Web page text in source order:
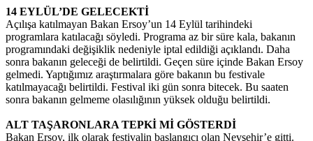
14 EYLÜL’DE GELECEKTİ
Açılışa katılmayan Bakan Ersoy’un 14 Eylül tarihindeki
programlara katılacağı söyledi. Programa az bir süre kala, bakanın
programındaki değişiklik nedeniyle iptal edildiği açıklandı. Daha
sonra bakanın geleceği de belirtildi. Geçen süre içinde Bakan Ersoy
gelmedi. Yaptığımız araştırmalara göre bakanın bu festivale
katılmayacağı belirtildi. Festival iki gün sonra bitecek. Bu saaten
sonra bakanın gelmeme olasılığının yüksek olduğu belirtildi.
ALT TAŞARONLARA TEPKİ Mİ GÖSTERDİ
Bakan Ersoy, ilk olarak festivalin başlangıcı olan Nevşehir’e gitti.